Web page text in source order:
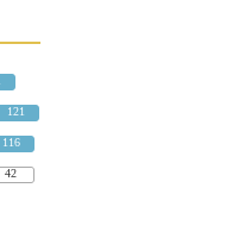
121
116
42